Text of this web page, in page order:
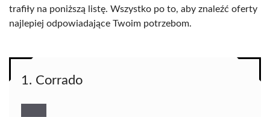
trafiły na poniższą listę. Wszystko po to, aby znaleźć oferty
najlepiej odpowiadające Twoim potrzebom.
1. Corrado